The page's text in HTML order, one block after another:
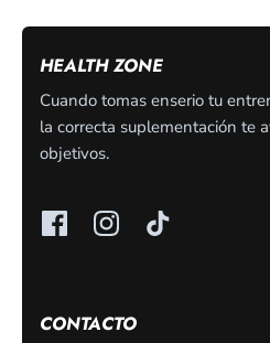
HEALTH ZONE
Cuando tomas enserio tu
la correcta suplementación te
objetivos.
CONTACTO